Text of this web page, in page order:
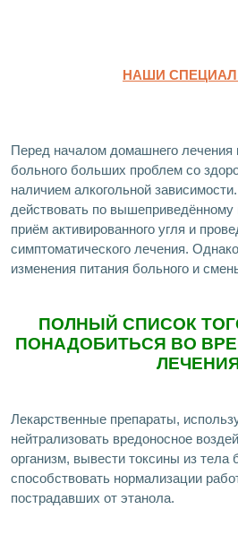
НАШИ
Перед началом домашнего лечения
больного больших проблем со
наличием алкогольной
действовать по
приём активированного угля и
симптоматического лечения.
изменения питания больного и
ПОЛНЫЙ СПИСОК
ПОНАДОБИТЬСЯ ВО
Лекарственные препараты,
нейтрализовать вредоносное
организм, вывести токсины из тела
способствовать нормализации
пострадавших от этанола.